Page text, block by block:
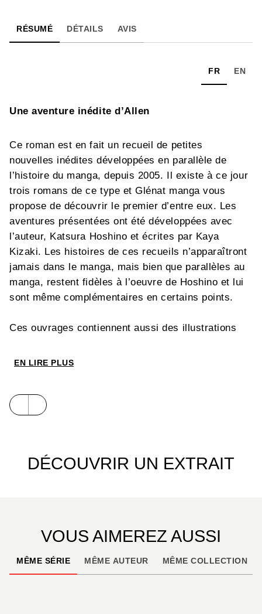
RÉSUMÉ DÉTAILS AVIS
FR EN
Une aventure inédite d’Allen
Ce roman est en fait un recueil de petites
nouvelles inédites développées en parallèle de
l’histoire du manga, depuis 2005. Il existe à ce jour
trois romans de ce type et Glénat manga vous
propose de découvrir le premier d’entre eux. Les
aventures présentées ont été développées avec
l’auteur, Katsura Hoshino et écrites par Kaya
Kizaki. Les histoires de ces recueils n’apparaîtront
jamais dans le manga, mais bien que parallèles au
manga, restent fidèles à l’oeuvre de Hoshino et lui
sont même complémentaires en certains points.
Ces ouvrages contiennent aussi des illustrations
nouvelles. Chaque recueil contient trois nouvelles,
Allen, une sur Kanda et une sur Bak.
EN LIRE PLUS
DÉCOUVRIR UN EXTRAIT
VOUS AIMEREZ AUSSI
MÊME SÉRIE MÊME AUTEUR MÊME COLLECTION